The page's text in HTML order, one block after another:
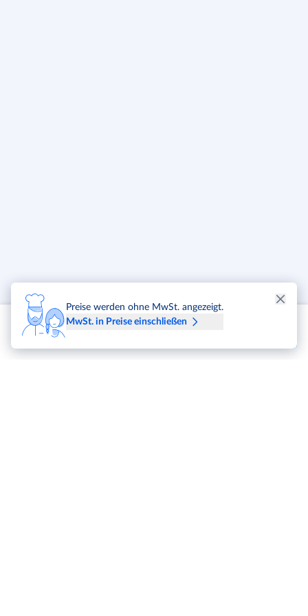
Preise werden ohne MwSt. angezeigt.
MwSt. in Preise einschließen